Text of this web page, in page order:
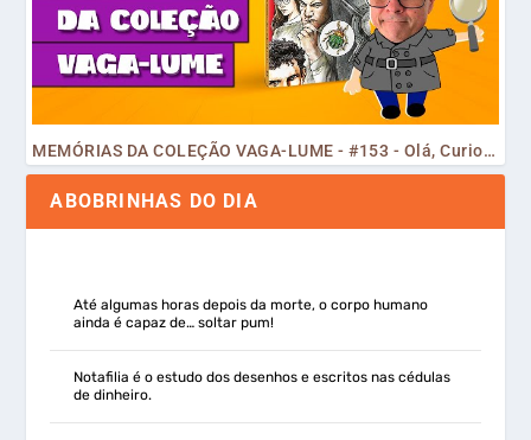
MEMÓRIAS DA COLEÇÃO VAGA-LUME - #153 - Olá, Curiosos! 2023
ABOBRINHAS DO DIA
Até algumas horas depois da morte, o corpo humano
ainda é capaz de… soltar pum!
Notafilia é o estudo dos desenhos e escritos nas cédulas
de dinheiro.